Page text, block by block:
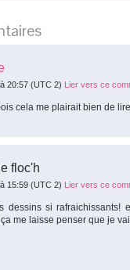
20:57 (UTC 2) Lier vers ce
cela me plairait bien de
floc'h
15:59 (UTC 2) Lier vers ce
dessins si
me laisse penser que je